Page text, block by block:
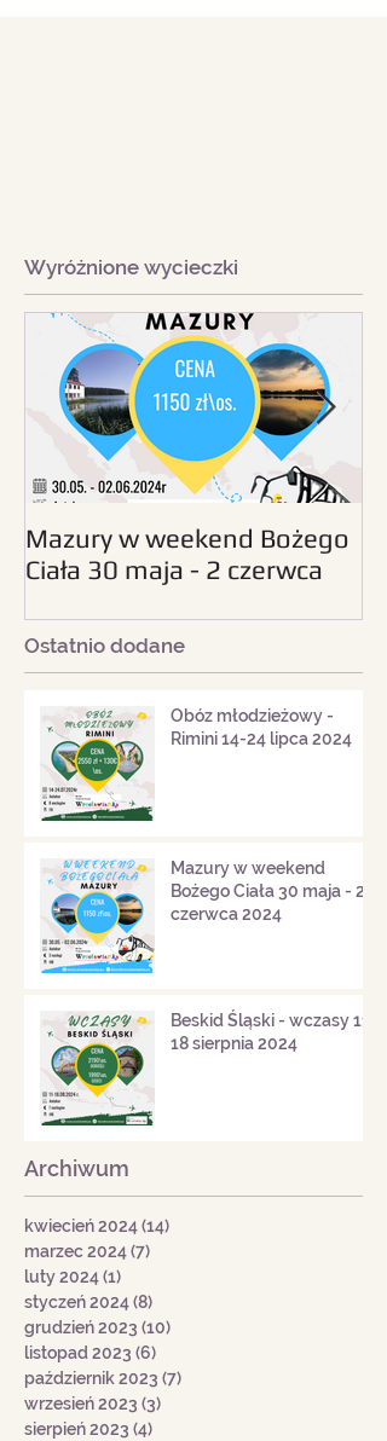
Wyróżnione wycieczki
Mazury w weekend Bożego
Ciała 30 maja - 2 czerwca
Ostatnio dodane
Obóz młodzieżowy -
Rimini 14-24 lipca 2024
Mazury w weekend
Bożego Ciała 30 maja - 2
czerwca 2024
Beskid Śląski - wczasy 11-
18 sierpnia 2024
Archiwum
kwiecień 2024(14)
marzec 2024(7)
luty 2024(1)
styczeń 2024(8)
grudzień 2023 (10)
listopad 2023 (6)
październik 2023 (7)
wrzesień 2023 (3)
sierpień 2023 (4)